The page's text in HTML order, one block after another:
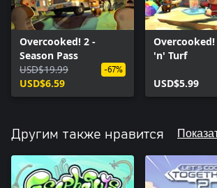
Overcooked! 2 -
Season Pass
USD$19.99
USD$6.59
-67%
Overcooked!
'n' Turf
USD$5.99
Другим также нравится